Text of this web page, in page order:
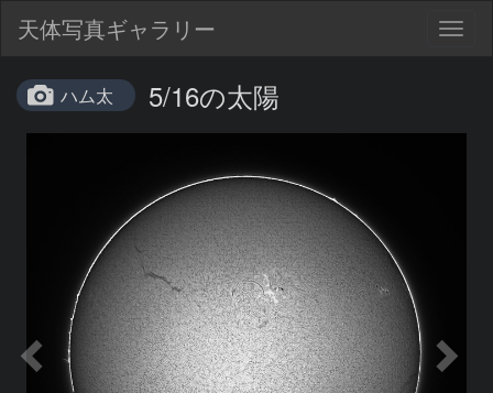
天体写真ギャラリー
ハム太 5/16の太陽